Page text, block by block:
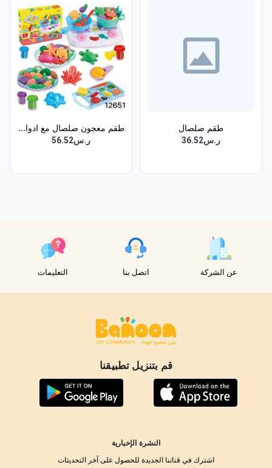
طقم صلصال
ر.س36.52
طقم معجون صلصال مع ادوا...
ر.س56.52
عن الشركة اتصل بنا التعليمات
قم بتنزيل تطبيقنا
النشرة الإخبارية
اشترك في قناتنا الجديدة للحصول على آخر التحديثات